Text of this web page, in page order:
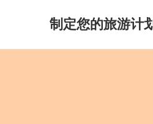
制定您的旅游计